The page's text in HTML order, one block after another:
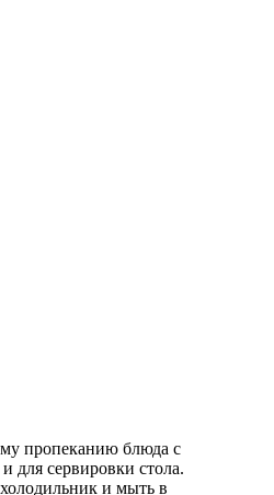
пропеканию блюда с
для сервировки стола.
и мыть в